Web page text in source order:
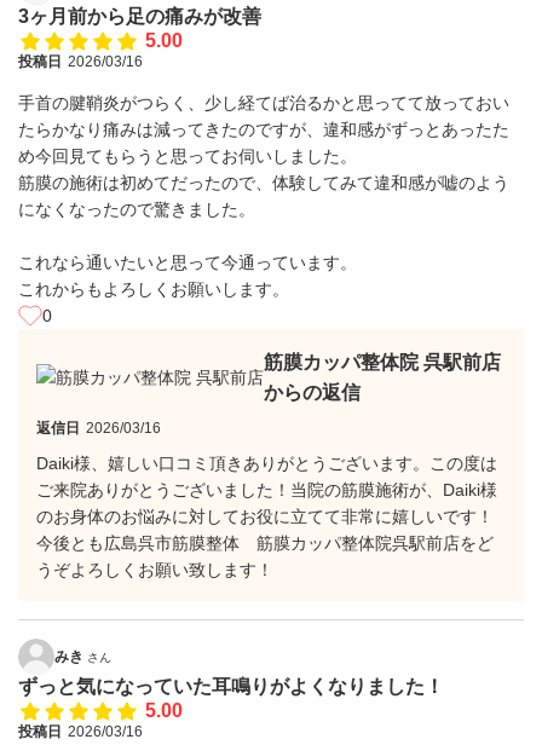
3ヶ月前から足の痛みが改善
5.00
投稿日 2026/03/16
手首の腱鞘炎がつらく、少し経てば治るかと思ってて放っておい
たらかなり痛みは減ってきたのですが、違和感がずっとあったた
め今回見てもらうと思ってお伺いしました。
筋膜の施術は初めてだったので、体験してみて違和感が嘘のよう
になくなったので驚きました。
これなら通いたいと思って今通っています。
これからもよろしくお願いします。
0
筋膜カッパ整体院 呉駅前店
からの返信
返信日 2026/03/16
Daiki様、嬉しい口コミ頂きありがとうございます。この度は
ご来院ありがとうございました！当院の筋膜施術が、Daiki様
のお身体のお悩みに対してお役に立てて非常に嬉しいです！
今後とも広島呉市筋膜整体 筋膜カッパ整体院呉駅前店をど
うぞよろしくお願い致します！
みき さん
ずっと気になっていた耳鳴りがよくなりました！
5.00
投稿日 2026/03/16